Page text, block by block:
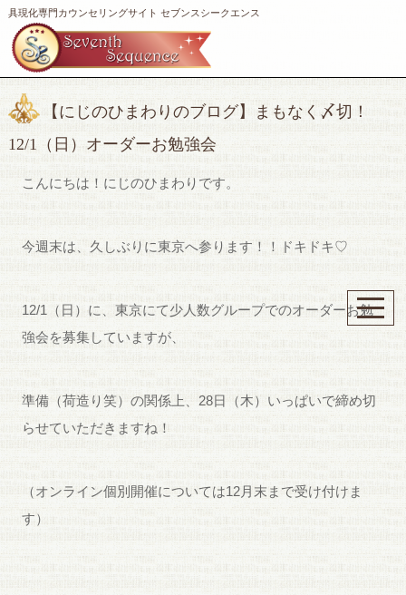
具現化専門カウンセリングサイト セブンスシークエンス
【にじのひまわりのブログ】まもなく〆切！
12/1（日）オーダーお勉強会
こんにちは！にじのひまわりです。
今週末は、久しぶりに東京へ参ります！！ドキドキ♡
12/1（日）に、東京にて少人数グループでのオーダーお勉
強会を募集していますが、
準備（荷造り笑）の関係上、28日（木）いっぱいで締め切
らせていただきますね！
（オンライン個別開催については12月末まで受け付けま
す）